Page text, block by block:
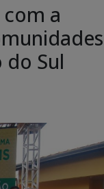
a
Sul